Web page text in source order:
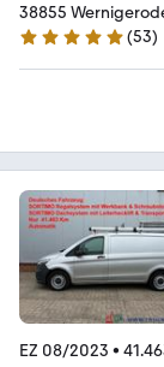
38855
5 Sterne
(53)
EZ 08/2023 •